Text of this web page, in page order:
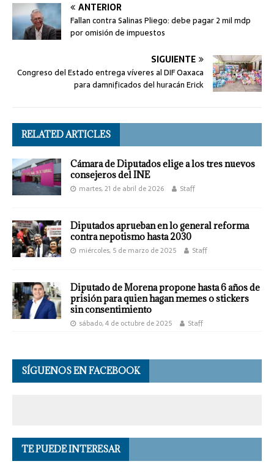
ANTERIOR
Fallan contra Salinas Pliego: debe pagar 2 mil mdp
por omisión de impuestos
SIGUIENTE
Congreso del Estado entrega víveres al DIF Oaxaca
para damnificados del huracán Erick
RELATED ARTICLES
Cámara de Diputados elige a los tres nuevos
consejeros del INE
martes, 21 de abril de 2026 Staff
Diputados aprueban en lo general reforma
contra nepotismo hasta 2030
miércoles, 5 de marzo de 2025 Staff
Diputado de Morena propone hasta 6 años de
prisión para quien hagan memes o stickers
sin consentimiento
sábado, 4 de octubre de 2025 Staff
SÍGUENOS EN FACEBOOK
TE PUEDE INTERESAR